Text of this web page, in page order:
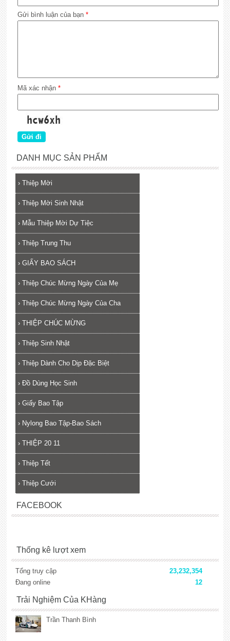
Gửi bình luận của bạn *
Mã xác nhận *
DANH MỤC SẢN PHẨM
› Thiệp Mời
› Thiệp Mời Sinh Nhật
› Mẫu Thiệp Mời Dự Tiệc
› Thiệp Trung Thu
› GIẤY BAO SÁCH
› Thiệp Chúc Mừng Ngày Của Mẹ
› Thiệp Chúc Mừng Ngày Của Cha
› THIỆP CHÚC MỪNG
› Thiệp Sinh Nhật
› Thiệp Dành Cho Dịp Đặc Biệt
› Đồ Dùng Học Sinh
› Giấy Bao Tập
› Nylong Bao Tập-Bao Sách
› THIỆP 20 11
› Thiệp Tết
› Thiệp Cưới
FACEBOOK
Thống kê lượt xem
Tổng truy cập
23,232,354
Đang online
12
Trải Nghiệm Của KHàng
Trần Thanh Bình